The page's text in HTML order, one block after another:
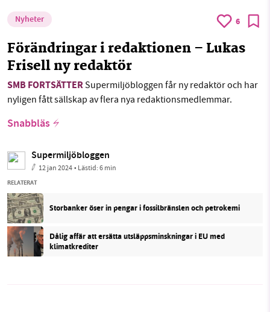
Nyheter 6
Förändringar i redaktionen – Lukas
Frisell ny redaktör
SMB FORTSÄTTERSupermiljöbloggen får ny redaktör och har
nyligen fått sällskap av flera nya redaktionsmedlemmar.
Snabbläs
Supermiljöbloggen
12 jan 2024• Lästid:6 min
RELATERAT
Storbanker öser in pengar i fossilbränslen och petrokemi
Dålig affär att ersätta utsläppsminskningar i EU med
klimatkrediter